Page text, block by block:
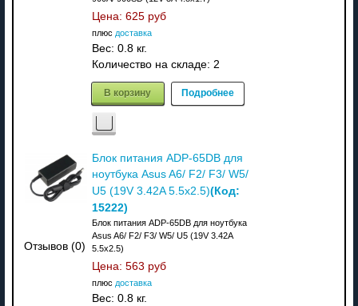
Цена: 625 руб
плюс доставка
Вес: 0.8 кг.
Количество на складе: 2
В корзину Подробнее
Отзывов (0)
Блок питания ADP-65DB для
ноутбука Asus A6/ F2/ F3/ W5/
U5 (19V 3.42A 5.5x2.5)(Код:
15222)
Блок питания ADP-65DB для ноутбука
Asus A6/ F2/ F3/ W5/ U5 (19V 3.42A
5.5x2.5)
Цена: 563 руб
плюс доставка
Вес: 0.8 кг.